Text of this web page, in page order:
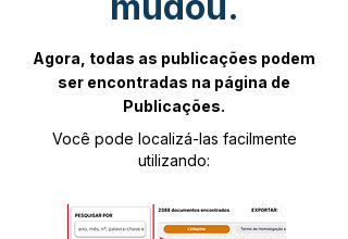
Agora, todas as publicações podem
ser encontradas na página de
Publicações.
Você pode localizá-las facilmente
utilizando: